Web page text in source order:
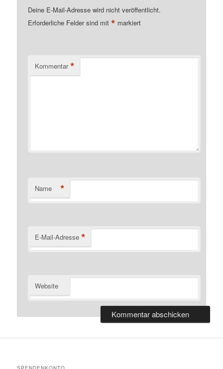
Deine E-Mail-Adresse wird nicht veröffentlicht.
Erforderliche Felder sind mit* markiert
Kommentar *
Name *
E-Mail-Adresse *
Website